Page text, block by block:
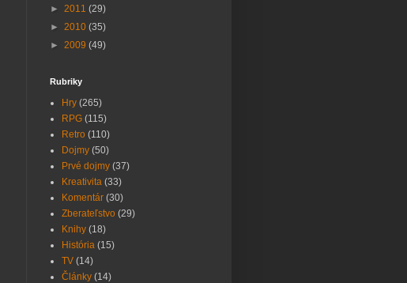
► 2011 (29)
► 2010 (35)
► 2009 (49)
Rubriky
Hry (265)
RPG (115)
Retro (110)
Dojmy (50)
Prvé dojmy (37)
Kreativita (33)
Komentár (30)
Zberateľstvo (29)
Knihy (18)
História (15)
TV (14)
Články (14)